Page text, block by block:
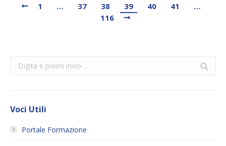
1 … 37 38 39 40 41
…
116
Search:
Voci Utili
Portale Formazione